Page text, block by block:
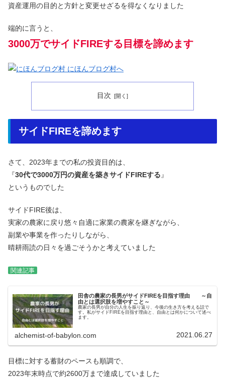
資産運用の目的と方針と変更せざるを得なくなりました
端的に言うと、
3000万でサイドFIREする目標を諦めます
目次
サイドFIREを諦めます
さて、2023年までの私の投資目的は、
『30代で3000万円の資産を築きサイドFIREする』
というものでした
サイドFIRE後は、
実家の農家に戻り悠々自適に家業の農家を継ぎながら、
副業や事業を作ったりしながら、
晴耕雨読の日々を過ごそうかと考えていました
関連記事
田舎の農家の長男がサイドFIREを目指す理由 ～自
由とは選択肢を増やすこと～
農家の長男が自分の人生を振り返り、今後の生き方を考える話で
す。私がサイドFIREを目指す理由と、自由とは何かについて述べ
ます。
alchemist-of-babylon.com 2021.06.27
目標に対する蓄財のペースも順調で、
2023年末時点で約2600万まで達成していました